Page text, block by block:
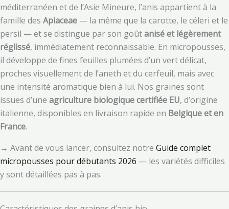
méditerranéen et de l’Asie Mineure, l’anis appartient à la
famille des Apiaceae — la même que la carotte, le céleri et le
persil — et se distingue par son goûtanisé et légèrement
réglissé, immédiatement reconnaissable. En micropousses,
il développe de fines feuilles plumées d’un vert délicat,
proches visuellement de l’aneth et du cerfeuil, mais avec
une intensité aromatique bien à lui. Nos graines sont
issues d’une agriculture biologique certifiée EU, d’origine
italienne, disponibles en livraison rapide en Belgique et en
France.
→ Avant de vous lancer, consultez notre Guide complet
micropousses pour débutants 2026 — les variétés difficiles
y sont détaillées pas à pas.